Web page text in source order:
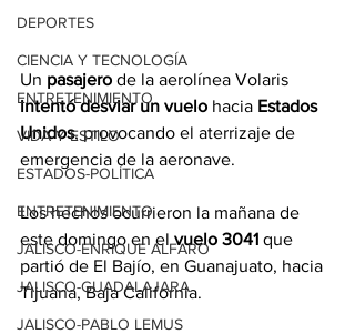
DEPORTES
CIENCIA Y TECNOLOGÍA
ENTRETENIMIENTO
VIDA Y ESTILO
ESTADOS-POLÍTICA
ENTRETENIMIENTO
JALISCO-ENRIQUE ALFARO
JALISCO-GUADALAJARA
JALISCO-PABLO LEMUS
Un pasajero de la aerolínea Volaris
intentó desviar un vuelo hacia Estados
Unidos, provocando el aterrizaje de
emergencia de la aeronave.
Los hechos ocurrieron la mañana de
este domingo en el vuelo 3041 que
partió de El Bajío, en Guanajuato, hacia
Tijuana, Baja California.